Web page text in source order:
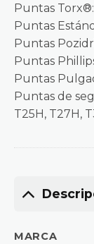
Puntas Torx®:
Puntas
Puntas
Puntas
Puntas
Puntas de
T25H, T27H,
MARCA